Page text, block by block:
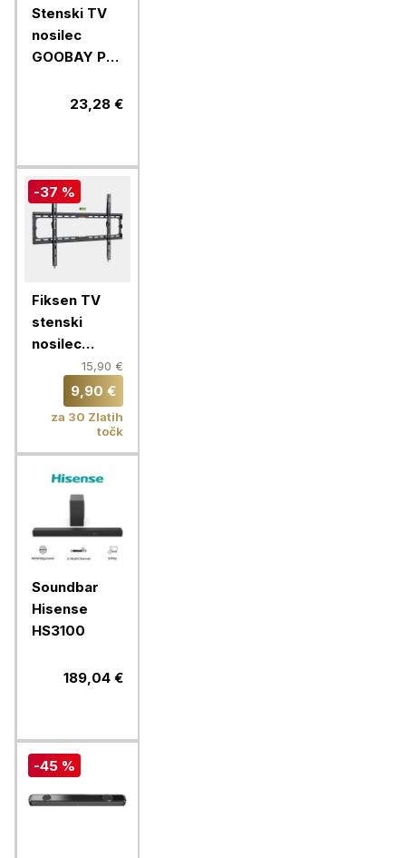
Stenski TV
nosilec
GOOBAY Pro
178cm/37-
23,28 €
-37 %
Fiksen TV
stenski
nosilec
VonHaus 37-
70'', do 35
15,90 €
9,90 €
za 30 Zlatih
točk
Soundbar
Hisense
HS3100
189,04 €
-45 %